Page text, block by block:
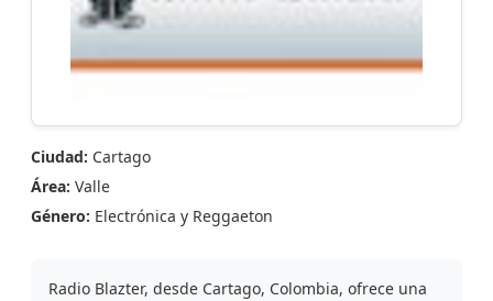
Ciudad: Cartago
Área: Valle
Género: Electrónica y Reggaeton
Radio Blazter, desde Cartago, Colombia, ofrece una